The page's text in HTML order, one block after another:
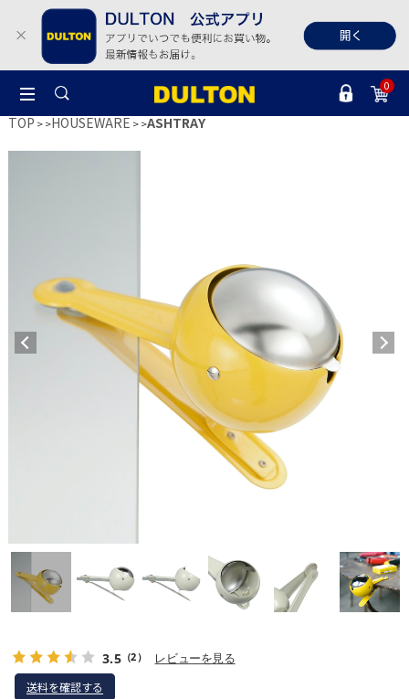
0
TOP >HOUSEWARE >ASHTRAY
3.5（2） レビューを見る
送料を確認する
送料を確認する